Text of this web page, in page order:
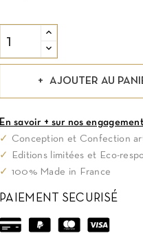
AJOUTER AU
En savoir + sur nos
✓
Conception et Confection
✓
Editions limitées et Eco-
✓ 100% Made in France
PAIEMENT SECURISÉ